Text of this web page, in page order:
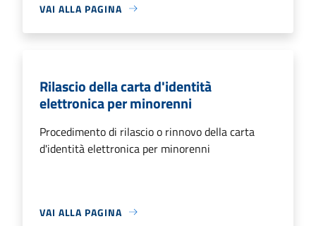
VAI ALLA PAGINA
Rilascio della carta d'identità
elettronica per minorenni
Procedimento di rilascio o rinnovo della carta
d'identità elettronica per minorenni
VAI ALLA PAGINA